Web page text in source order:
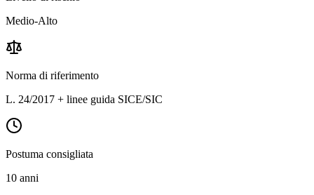
Medio-Alto
Norma di riferimento
L. 24/2017 + linee guida SICE/SIC
Postuma consigliata
10 anni